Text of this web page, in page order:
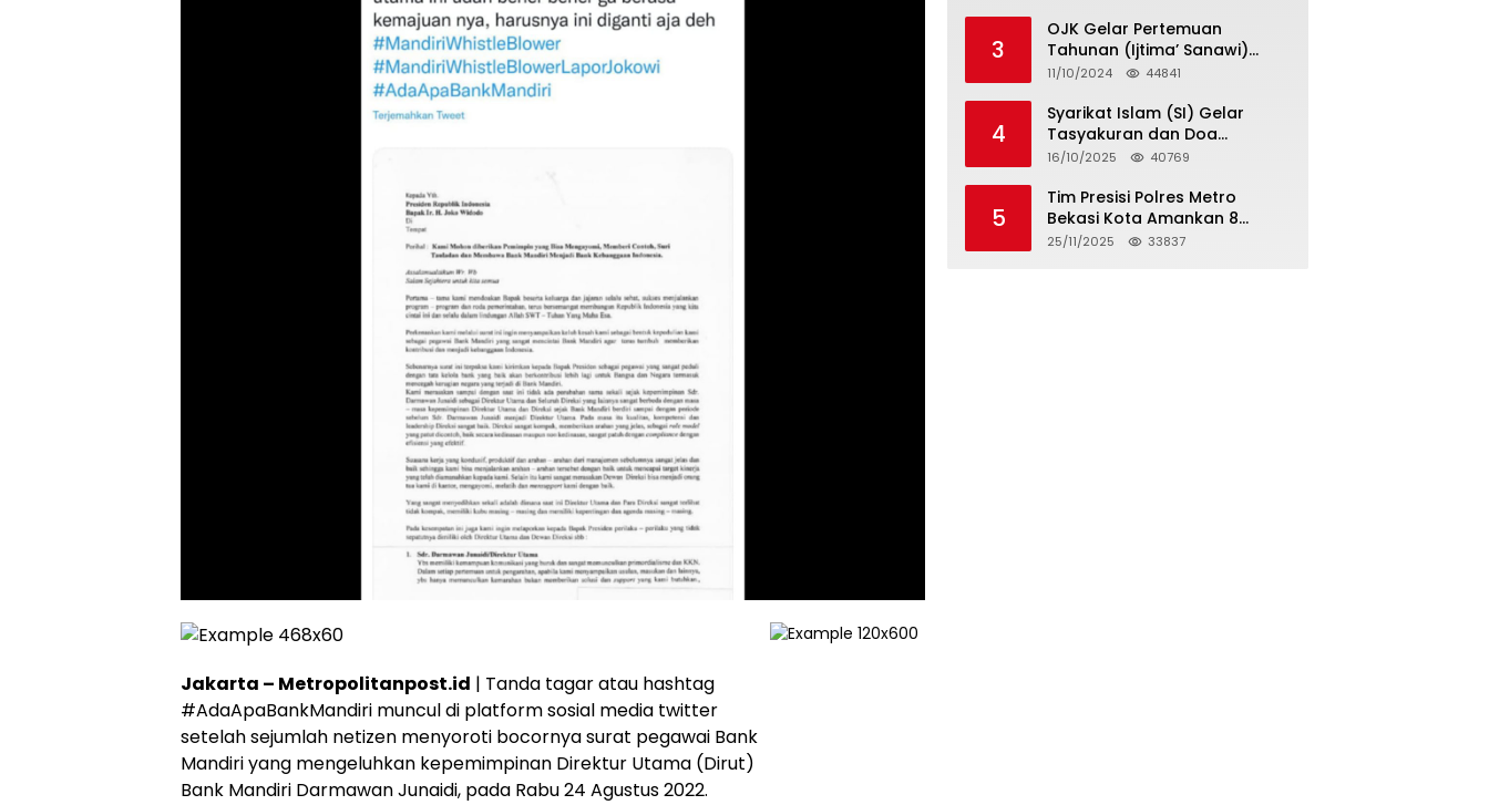
Jakarta – Metropolitanpost.id | Tanda tagar atau hashtag
#AdaApaBankMandiri muncul di platform sosial media twitter
setelah sejumlah netizen menyoroti bocornya surat pegawai Bank
Mandiri yang mengeluhkan kepemimpinan Direktur Utama (Dirut)
Bank Mandiri Darmawan Junaidi, pada Rabu 24 Agustus 2022.
Aksi Rakyat
3
OJK Gelar Pertemuan
Tahunan (Ijtima’ Sanawi)
Dewan Pengawas Syariah
11/10/2024 44841
4
Syarikat Islam (SI) Gelar
Tasyakuran dan Doa
Bersama Organisasi
16/10/2025 40769
5
Tim Presisi Polres Metro
Bekasi Kota Amankan 8
Remaja Diduga Hendak
25/11/2025 33837